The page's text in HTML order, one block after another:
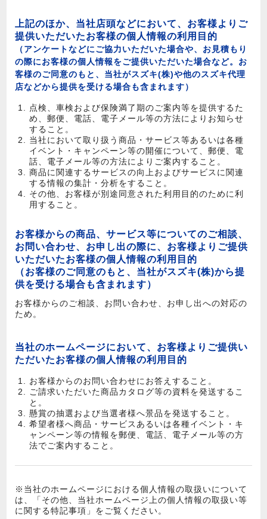
上記のほか、当社店頭などにおいて、お客様よりご
提供いただいたお客様の個人情報の利用目的
（アンケートなどにご協力いただいた場合や、お見積もり
の際にお客様の個人情報をご提供いただいた場合など。お
客様のご同意のもと、当社がスズキ(株)や他のスズキ代理
店などから提供を受ける場合も含まれます）
点検、車検および保険満了期のご案内等を提供するた
め、郵便、電話、電子メール等の方法によりお知らせ
すること。
当社において取り扱う商品・サービス等あるいは各種
イベント・キャンペーン等の開催について、郵便、電
話、電子メール等の方法によりご案内すること。
商品に関連するサービスの向上およびサービスに関連
する情報の集計・分析をすること。
その他、お客様が別途同意された利用目的のために利
用すること。
お客様からの商品、サービス等についてのご相談、
お問い合わせ、お申し出の際に、お客様よりご提供
いただいたお客様の個人情報の利用目的
（お客様のご同意のもと、当社がスズキ(株)から提
供を受ける場合も含まれます）
お客様からのご相談、お問い合わせ、お申し出への対応の
ため。
当社のホームページにおいて、お客様よりご提供い
ただいたお客様の個人情報の利用目的
お客様からのお問い合わせにお答えすること。
ご請求いただいた商品カタログ等の資料を発送するこ
と。
懸賞の抽選および当選者様へ景品を発送すること。
希望者様へ商品・サービスあるいは各種イベント・キ
ャンペーン等の情報を郵便、電話、電子メール等の方
法でご案内すること。
※当社のホームページにおける個人情報の取扱いについて
は、「その他、当社ホームページ上の個人情報の取扱い等
に関する特記事項」をご覧ください。